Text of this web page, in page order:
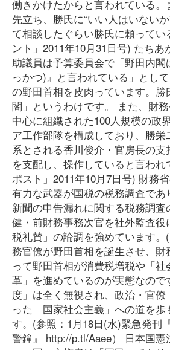
働きかけたからと言われている
先立ち、勝氏に“いい人はいない
て相談したぐらい勝氏に頼って
ント」2011年10月31日号) たちあ
助議員は予算委員会で「野田内閣
っかつ)』と言われている」とし
の野田首相を皮肉っています。勝
閣」というわけです。 また、財
中心に組織された100人規模の政
ア工作部隊を構成しており、勝
系とされる香川俊介・官房長の
を支配し、操作していると言わ
ポスト」2011年10月7日号) 財務
有力な武器が国税の税務調査で
新聞の申告漏れに関する税務調
健・前財務事務次官を社外監査
税礼賛」の論調を強めています
務官僚が野田首相を誕生させ、
って野田首相が消費税増税や「
革」を進めているのが実態なの
度」は全く無視され、政治・官
った「国家社会主義」への道を
す。(参照：1月18日(水)緊急発刊
警鐘』 http://p.tl/Aaee） 日本国憲